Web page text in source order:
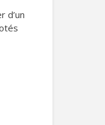
d’un